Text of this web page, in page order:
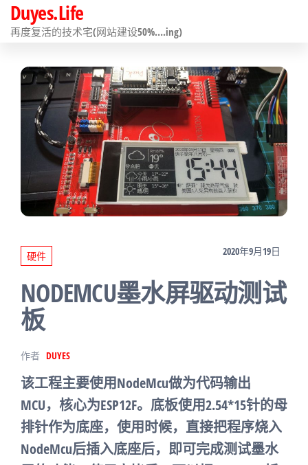
前
往
Duyes.Life
再度复活的技术宅(网站建设50%….ing)
硬件 2020年9月19日
NODEMCU墨水屏驱动测试
板
作者 DUYES
该工程主要使用NodeMcu做为代码输出
MCU，核心为ESP12F。底板使用2.54*15针的母
排针作为底座，使用时候，直接把程序烧入
NodeMcu后插入底座后，即可完成测试墨水